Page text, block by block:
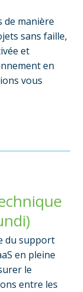
de manière
sans faille,
et
en
vous
du support
en pleine
le
entre les